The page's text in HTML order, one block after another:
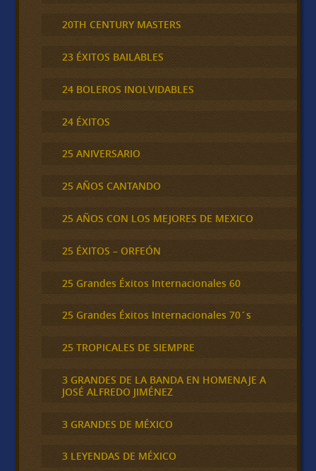
20TH CENTURY MASTERS
23 ÉXITOS BAILABLES
24 BOLEROS INOLVIDABLES
24 ÉXITOS
25 ANIVERSARIO
25 AÑOS CANTANDO
25 AÑOS CON LOS MEJORES DE MEXICO
25 ÉXITOS – ORFEÓN
25 Grandes Éxitos Internacionales 60
25 Grandes Éxitos Internacionales 70´s
25 TROPICALES DE SIEMPRE
3 GRANDES DE LA BANDA EN HOMENAJE A
JOSÉ ALFREDO JIMÉNEZ
3 GRANDES DE MÉXICO
3 LEYENDAS DE MÉXICO